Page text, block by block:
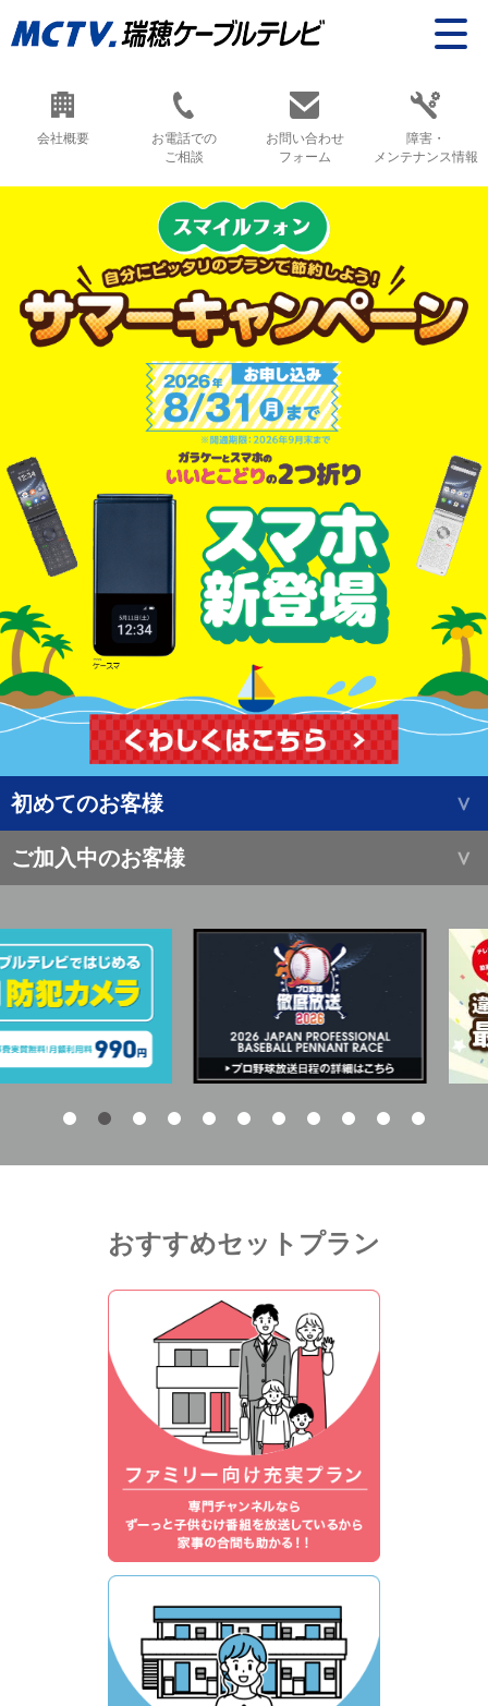
会社概要
お電話での
ご相談
お問い合わせ
フォーム
障害・
メンテナンス情報
初めてのお客様
ご加入中のお客様
おすすめセットプラン